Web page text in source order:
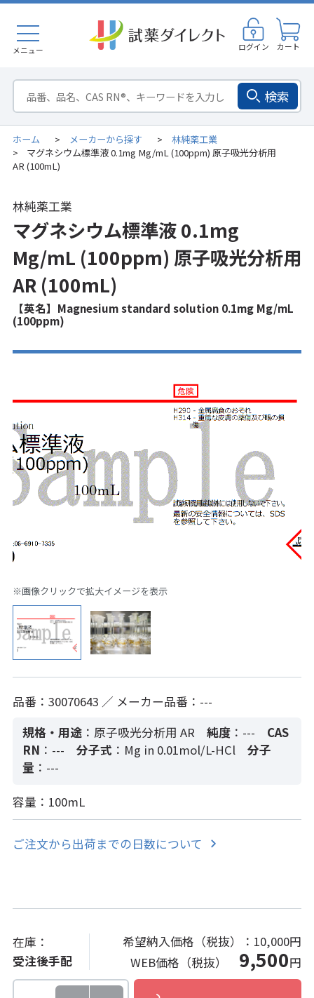
メニュー ログイン カート
検索
ホーム > メーカーから探す > 林純薬工業
>
マグネシウム標準液 0.1mg Mg/mL (100ppm) 原子吸光分析用
AR (100mL)
林純薬工業
マグネシウム標準液 0.1mg
Mg/mL (100ppm) 原子吸光分析用
AR (100mL)
【英名】Magnesium standard solution 0.1mg Mg/mL
(100ppm)
※画像クリックで拡大イメージを表示
品番：30070643 ／ メーカー品番：---
規格・用途 ：原子吸光分析用 AR 純度：---
CAS
RN ：--- 分子式 ：Mg in 0.01mol/L-HCl
分子
量 ：---
容量：100mL
ご注文から出荷までの日数について
在庫：
受注後手配
希望納入価格（税抜）： 10,000円
WEB価格（税抜） 9,500円